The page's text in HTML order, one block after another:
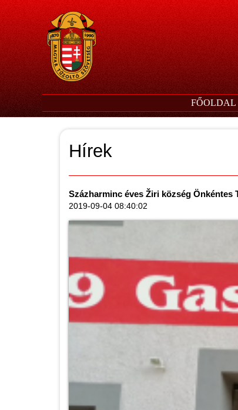
FŐOLDAL
Hírek
Százharminc éves Žiri község Önkéntes
2019-09-04 08:40:02